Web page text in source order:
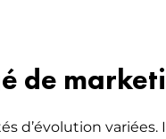
de
d’évolution